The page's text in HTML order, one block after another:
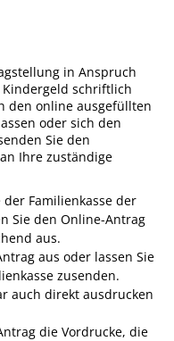
in Anspruch
Kindergeld schriftlich
den online ausgefüllten
oder sich den
Sie den
Ihre zuständige
Familienkasse der
Sie den Online-Antrag
aus.
aus oder lassen Sie
zusenden.
auch direkt ausdrucken
die Vordrucke, die